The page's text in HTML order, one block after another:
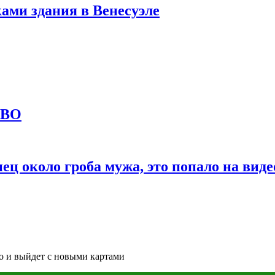
здания в Венесуэле
около гроба мужа, это попало на
и выйдет с новыми картами